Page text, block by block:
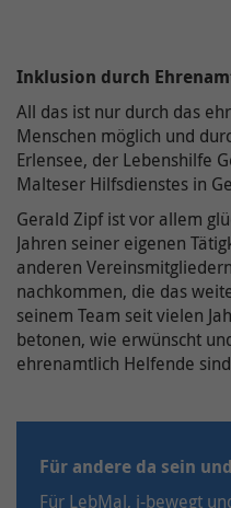
Inklusion durch
All das ist nur durch das
Menschen möglich und
Erlensee, der Lebenshilfe
Malteser Hilfsdienstes in
Gerald Zipf ist vor allem
Jahren seiner eigenen
anderen
nachkommen, die das
seinem Team seit vielen
betonen, wie erwünscht
ehrenamtlich Helfende
Für andere da sein
Für LebMal, i-bewegt